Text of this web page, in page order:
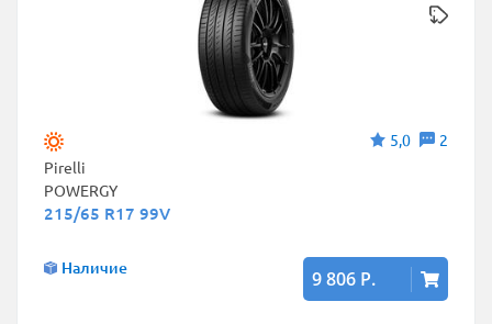
5,0
2
Pirelli
POWERGY
215/65 R17 99V
Наличие 9 806 Р.